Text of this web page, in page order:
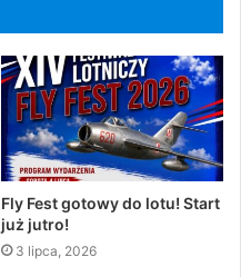
Fly Fest gotowy do lotu! Start
już jutro!
3 lipca, 2026